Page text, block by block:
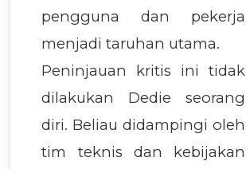
pengguna dan pekerja
menjadi taruhan utama.
Peninjauan kritis ini tidak
dilakukan Dedie seorang
diri. Beliau didampingi oleh
tim teknis dan kebijakan